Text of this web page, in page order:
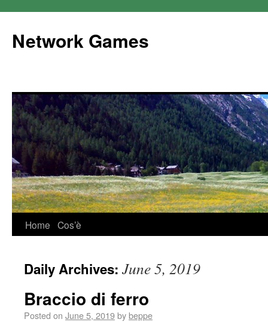
Network Games
Home Cos’è
Daily Archives: June 5, 2019
Braccio di ferro
Posted on June 5, 2019bybeppe